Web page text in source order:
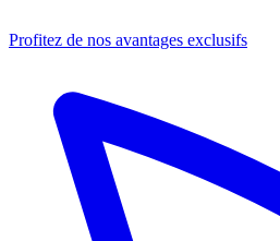
Profitez de nos avantages exclusifs